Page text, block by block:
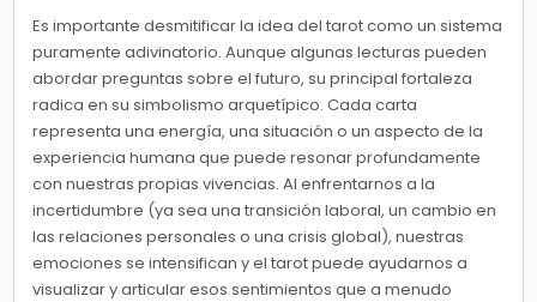
Es importante desmitificar la idea del tarot como un sistema
puramente adivinatorio. Aunque algunas lecturas pueden
abordar preguntas sobre el futuro, su principal fortaleza
radica en su simbolismo arquetípico. Cada carta
representa una energía, una situación o un aspecto de la
experiencia humana que puede resonar profundamente
con nuestras propias vivencias. Al enfrentarnos a la
incertidumbre (ya sea una transición laboral, un cambio en
las relaciones personales o una crisis global), nuestras
emociones se intensifican y el tarot puede ayudarnos a
visualizar y articular esos sentimientos que a menudo